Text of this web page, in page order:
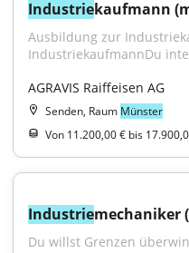
Industriekaufmann
Ausbildung zur
IndustriekaufmannDu
AGRAVIS Raiffeisen AG
Senden, Raum Münster
Von 11.200,00 € bis
Industriemechaniker
Du willst Grenzen